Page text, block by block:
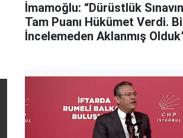
İmamoğlu: “Dürüstlük
Tam Puanı Hükümet Verdi.
İncelemeden Aklanmış